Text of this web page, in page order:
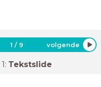
1 / 9 volgende
1: Tekstslide